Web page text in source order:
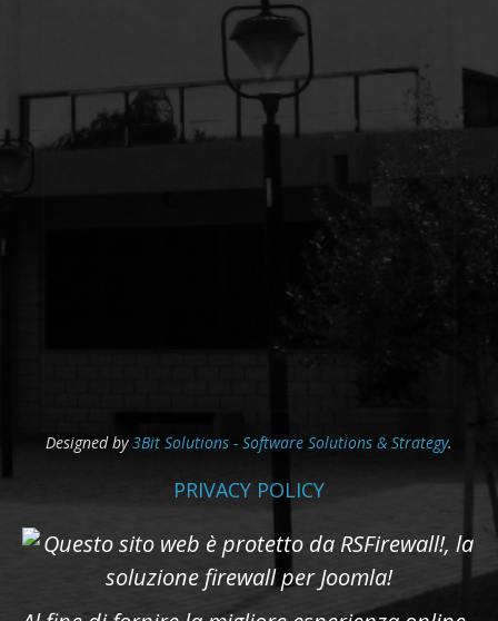
Designed by3Bit Solutions - Software Solutions & Strategy.
PRIVACY POLICY